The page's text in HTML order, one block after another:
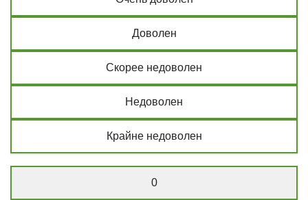
Доволен
Скорее недоволен
Недоволен
Крайне недоволен
0